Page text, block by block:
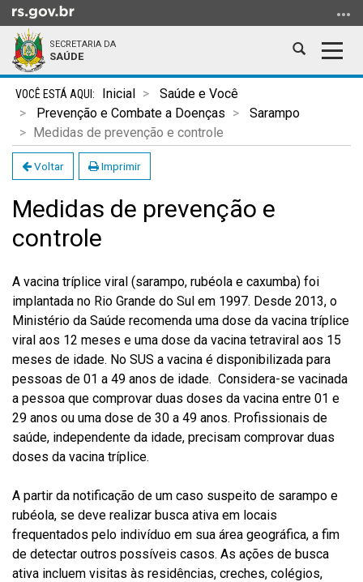
para
conteúdo
menu
para
busca
SECRETARIA DA
SAÚDE
Abrir
Início
conteúdo
Inicial
Saúde e Você
Prevenção e Combate a Doenças
Sarampo
Medidas de prevenção e controle
Voltar Imprimir
Medidas de prevenção e
controle
A vacina tríplice viral (sarampo, rubéola e caxumba) foi
implantada no Rio Grande do Sul em 1997. Desde 2013, o
Ministério da Saúde recomenda uma dose da vacina tríplice
viral aos 12 meses e uma dose da vacina tetraviral aos 15
meses de idade. No SUS a vacina é disponibilizada para
pessoas de 01 a 49 anos de idade. Considera-se vacinada
a pessoa que comprovar duas doses da vacina entre 01 e
29 anos ou uma dose de 30 a 49 anos. Profissionais de
saúde, independente da idade, precisam comprovar duas
doses da vacina tríplice.
A partir da notificação de um caso suspeito de sarampo e
rubéola, se deve realizar busca ativa em locais
frequentados pelo indivíduo em sua área geográfica, a fim
de detectar outros possíveis casos. As ações de busca
ativa incluem visitas às residências, creches, colégios,